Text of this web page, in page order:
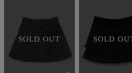
SOLD OUT SOLD